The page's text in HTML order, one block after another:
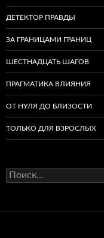
ДЕТЕКТОР ПРАВДЫ
ЗА ГРАНИЦАМИ ГРАНИЦ
ШЕСТНАДЦАТЬ ШАГОВ
ПРАГМАТИКА ВЛИЯНИЯ
ОТ НУЛЯ ДО БЛИЗОСТИ
ТОЛЬКО ДЛЯ ВЗРОСЛЫХ
Найти: